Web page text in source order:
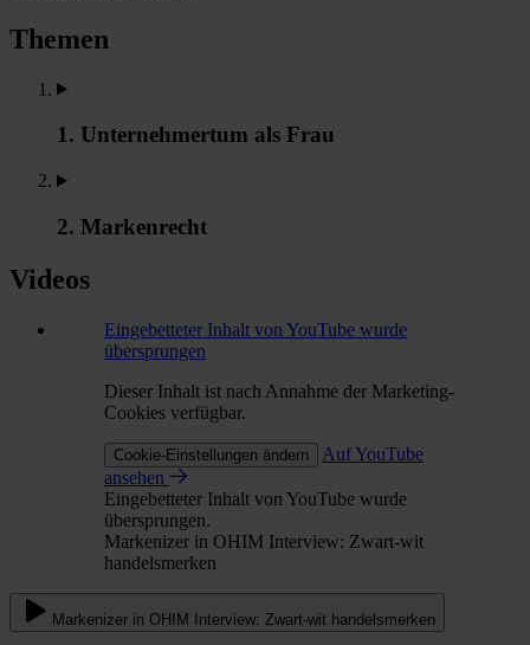
Themen
1. Unternehmertum als Frau
2. Markenrecht
Videos
Eingebetteter Inhalt von YouTube wurde
übersprungen
Dieser Inhalt ist nach Annahme der Marketing-
Cookies verfügbar.
Cookie-Einstellungen ändern
Auf YouTube
ansehen
Eingebetteter Inhalt von YouTube wurde
übersprungen.
Markenizer in OHIM Interview: Zwart-wit
handelsmerken
Markenizer in OHIM Interview: Zwart-wit handelsmerken